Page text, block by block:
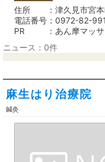
住所
津久見市宮
電話番号
0972-82-
PR
あん摩マッ
ニュース：0件
麻生はり治療院
鍼灸